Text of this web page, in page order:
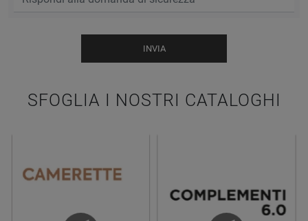
SFOGLIA I NOSTRI CATALOGHI
INVIA